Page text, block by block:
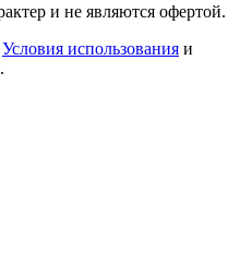
и не являются офертой.
Условия использования и
.